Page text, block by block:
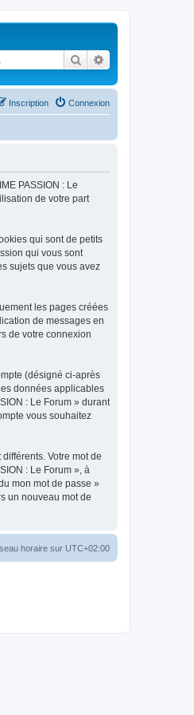
Rechercher
Connexion
Inscription
PASSION : Le
de votre part
qui sont de petits
qui vous sont
sujets que vous avez
les pages créées
de messages en
de votre connexion
(désigné ci-après
données applicables
: Le Forum » durant
vous souhaitez
Votre mot de
: Le Forum », à
mon mot de passe »
un nouveau mot de
horaire sur UTC+02:00